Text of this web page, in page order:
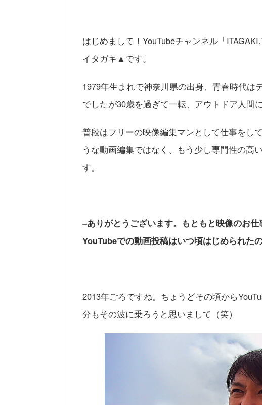
はじめまして！YouTubeチャンネル「
イタガキ▲です。
1979年生まれで神奈川県の出身、青春時代は
でしたが30歳を過ぎて一転、アウトドア人間
普段はフリーの映像編集マンとして仕事をし
うな動画編集ではなく、もう少し専門性の高
す。
–ありがとうございます。もともと映像のお仕
YouTubeでの動画投稿はいつ頃はじめられた
2013年ごろですね。ちょうどその頃から
分もその波に乗ろうと思いまして（笑）